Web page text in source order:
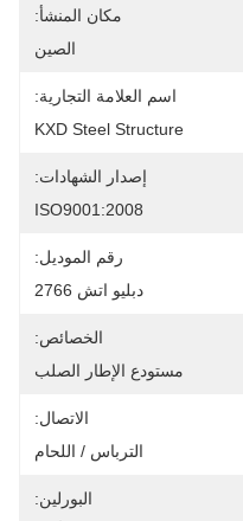
مكان المنشأ:
الصين
اسم العلامة التجارية:
KXD Steel Structure
إصدار الشهادات:
ISO9001:2008
رقم الموديل:
دبليو اتش 2766
الخصائص:
مستودع الإطار الصلب
الاتصال:
الترباس / اللحام
البورلين: